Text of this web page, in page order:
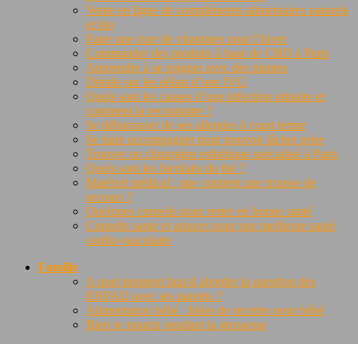
Vente en ligne de compléments alimentaires naturels
et bio
Faire une cure de vitamines pour l’hiver
Commander des produits à base de CBD à Paris
Apprendre à se soigner avec des plantes
Détails sur les délais d’une IVG
Quels sont les causes d’une infection urinaire et
comment la reconnaitre ?
Se débarrasser de ses allergies à court terme
Se faire accompagner pour pouvoir lâcher prise
Trouver un chirurgien esthétique spécialisé à Paris
Quels sont les bienfaits du thé ?
Matériel médical : que contient une trousse de
secours ?
Quelques conseils pour rester en bonne santé
Conseils santé et astuces pour une meilleure santé
cardio-vasculaire
Famille
A quel moment faut-il aborder la question des
EHPAD avec ses parents ?
Alimentation bébé : Idées de recettes pour bébé
Bien se nourrir pendant la grossesse